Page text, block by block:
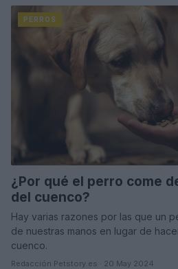
PERROS
¿Por qué el perro come
del cuenco?
Hay varias razones por las que un
de nuestras manos en lugar de
cuenco.
Redacción Petstory.es · 20 May 2024